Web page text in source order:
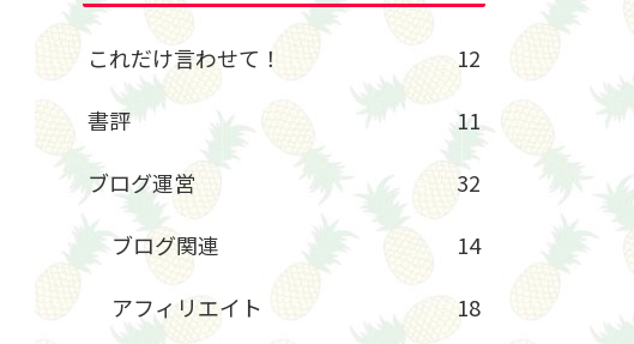
これだけ言わせて！
12
書評
11
ブログ運営
32
ブログ関連
14
アフィリエイト
18